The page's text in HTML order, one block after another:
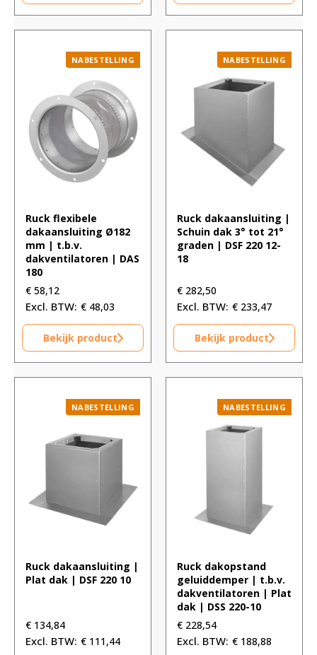
NABESTELLING
Ruck flexibele
dakaansluiting Ø182
mm | t.b.v.
dakventilatoren | DAS
180
€ 58,12
€ 48,03
Bekijk product
NABESTELLING
Ruck dakaansluiting |
Schuin dak 3° tot 21°
graden | DSF 220 12-
18
€ 282,50
€ 233,47
Bekijk product
NABESTELLING
Ruck dakaansluiting |
Plat dak | DSF 220 10
€ 134,84
€ 111,44
NABESTELLING
Ruck dakopstand
geluiddemper | t.b.v.
dakventilatoren | Plat
dak | DSS 220-10
€ 228,54
€ 188,88